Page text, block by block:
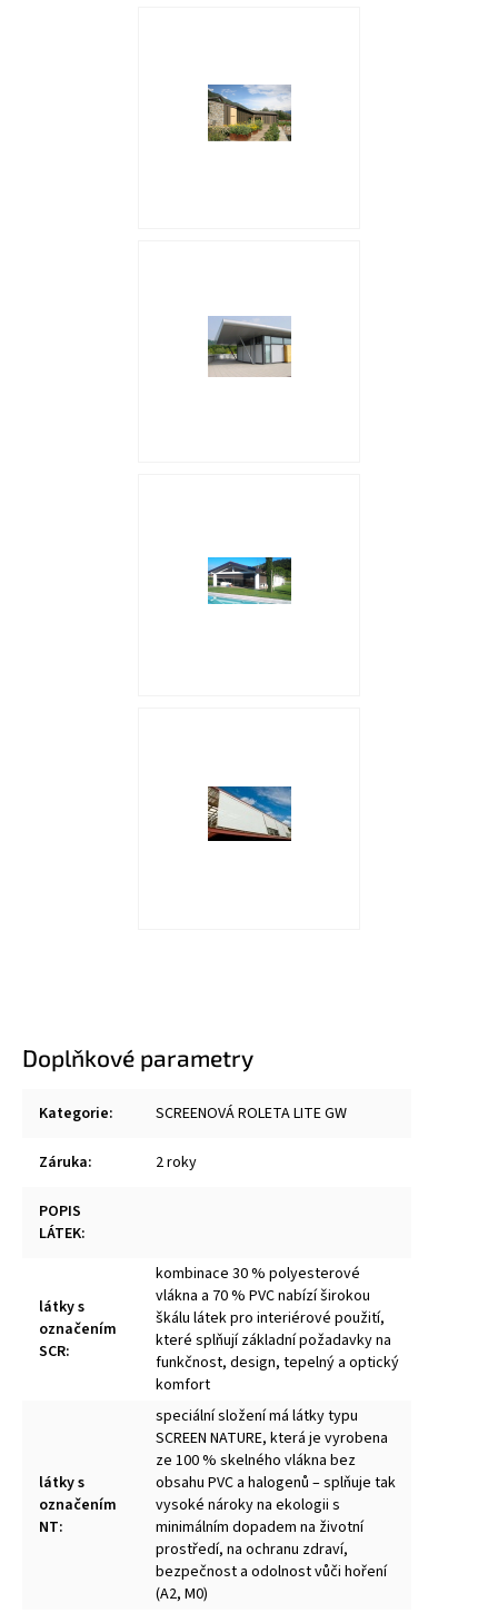
Doplňkové parametry
Kategorie: SCREENOVÁ ROLETA LITE GW
Záruka: 2 roky
POPIS
LÁTEK:
látky s
označením
SCR:
kombinace 30 % polyesterové
vlákna a 70 % PVC nabízí širokou
škálu látek pro interiérové použití,
které splňují základní požadavky na
funkčnost, design, tepelný a optický
komfort
látky s
označením
NT:
speciální složení má látky typu
SCREEN NATURE, která je vyrobena
ze 100 % skelného vlákna bez
obsahu PVC a halogenů – splňuje tak
vysoké nároky na ekologii s
minimálním dopadem na životní
prostředí, na ochranu zdraví,
bezpečnost a odolnost vůči hoření
(A2, M0)